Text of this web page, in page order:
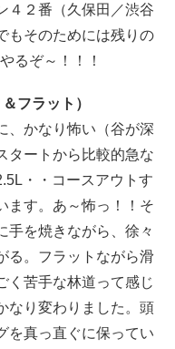
４２番（久保田／渋谷
もそのためには残りの
るぞ～！！！
フラット）
、かなり怖い（谷が深
タートから比較的急な
・・コースアウトす
ます。あ～怖っ！！そ
手を焼きながら、徐々
る。フラットながら滑
く苦手な林道って感じ
なり変わりました。頭
を真っ直ぐに保ってい